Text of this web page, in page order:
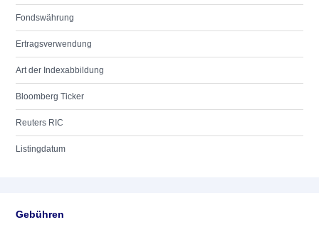
Fondswährung
Ertragsverwendung
Art der Indexabbildung
Bloomberg Ticker
Reuters RIC
Listingdatum
Gebühren